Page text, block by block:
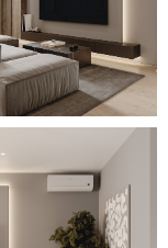
как
света
и